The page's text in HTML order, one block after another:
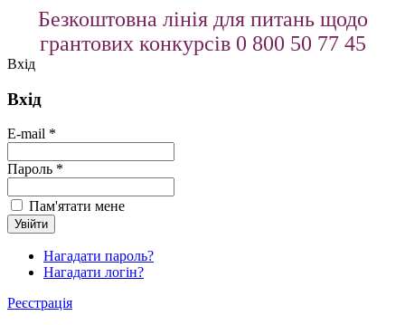
Безкоштовна лінія для питань щодо
грантових конкурсів 0 800 50 77 45
Вхід
Вхід
E-mail *
Пароль *
Пам'ятати мене
Нагадати пароль?
Нагадати логін?
Реєстрація